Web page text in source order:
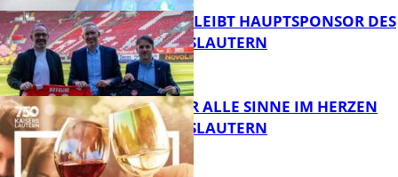
FB News
FB News
NOVOLINE BLEIBT HAUPTSPONSOR DES
1. FC KAISERSLAUTERN
GENÜSSE FÜR ALLE SINNE IM HERZEN
VON KAISERSLAUTERN